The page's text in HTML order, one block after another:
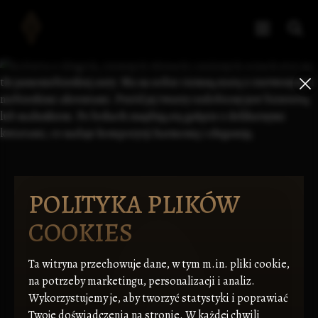
POLITYKA PLIKÓW
COOKIES
Ta witryna przechowuje dane, w tym m.in. pliki cookie,
na potrzeby marketingu, personalizacji i analiz.
Wykorzystujemy je, aby tworzyć statystyki i poprawiać
Twoje doświadczenia na stronie. W każdej chwili